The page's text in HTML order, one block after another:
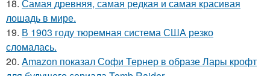
18. Самая древняя, самая редкая и самая красивая
лошадь в мире.
19. В 1903 году тюремная система США резко
сломалась.
20. Amazon показал Софи Тернер в образе Лары крофт